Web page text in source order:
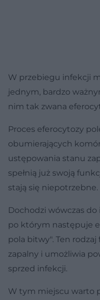
W przebiegu infekcji
jednym, bardzo
nim tak zwana
Proces eferocytozy
obumierających
ustępowania stanu
spełnią już swoją
stają się niepotrzebne.
Dochodzi wówczas
po którym następuje
pola bitwy". Ten
zapalny i umożliwia
sprzed infekcji.
W tym miejscu warto